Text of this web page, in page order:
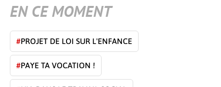
EN CE MOMENT
#PROJET DE LOI SUR L'ENFANCE
#PAYE TA VOCATION !